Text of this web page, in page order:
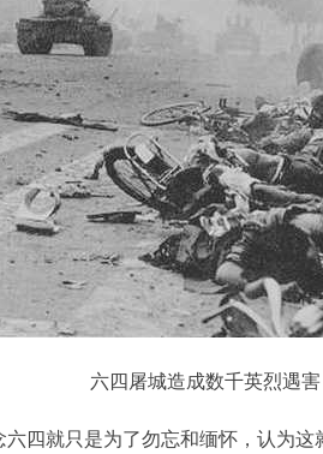
六四屠城造成数千英烈遇害
四就只是为了勿忘和缅怀，认为